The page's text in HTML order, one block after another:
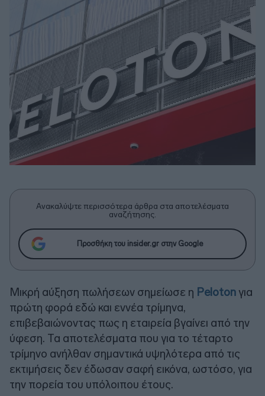
Ανακαλύψτε περισσότερα άρθρα στα αποτελέσματα
αναζήτησης.
Προσθήκη του insider.gr στην Google
Μικρή αύξηση πωλήσεων σημείωσε η Peloton για
πρώτη φορά εδώ και εννέα τρίμηνα,
επιβεβαιώνοντας πως η εταιρεία βγαίνει από την
ύφεση. Τα αποτελέσματα που για το τέταρτο
τρίμηνο ανήλθαν σημαντικά υψηλότερα από τις
εκτιμήσεις δεν έδωσαν σαφή εικόνα, ωστόσο, για
την πορεία του υπόλοιπου έτους.